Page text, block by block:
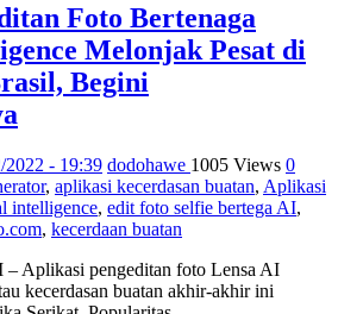
Foto Bertenaga
Melonjak Pesat di
Begini
2022 - 19:39 dodohawe 1005 Views 0
, aplikasi kecerdasan buatan, Aplikasi
intelligence, edit foto selfie bertega AI,
, kecerdaan buatan
Aplikasi pengeditan foto Lensa AI
kecerdasan buatan akhir-akhir ini